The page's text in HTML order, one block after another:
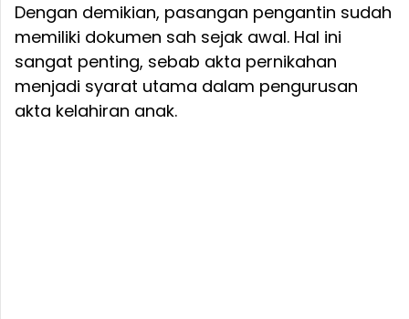
Dengan demikian, pasangan pengantin sudah
memiliki dokumen sah sejak awal. Hal ini
sangat penting, sebab akta pernikahan
menjadi syarat utama dalam pengurusan
akta kelahiran anak.